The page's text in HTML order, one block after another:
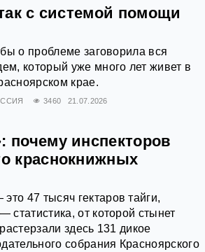
с системой помощи
о проблеме заговорила вся
который уже много лет живет в
крае.
3460 21.07.2026
почему инспекторов
краснокнижных
47 тысяч гектаров тайги,
от которой стынет
здесь 131 дикое
собрания Красноярского